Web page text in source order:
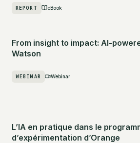
REPORT eBook
From insight to impact: AI-
Watson
WEBINAR Webinar
L’IA en pratique dans le
d’expérimentation d’Orange